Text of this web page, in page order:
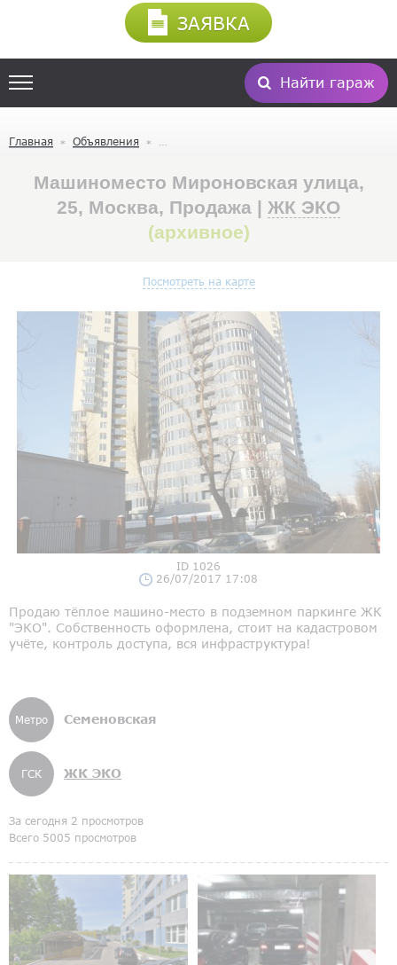
Найти гараж
ЗАЯВКА
Главная Объявления
Машиноместо Мироновская улица,
25, Москва, Продажа | ЖК ЭКО
(архивное)
Посмотреть на карте
ID 1026
26/07/2017 17:08
Продаю тёплое машино-место в подземном паркинге ЖК
"ЭКО". Собственность оформлена, стоит на кадастровом
учёте, контроль доступа, вся инфраструктура!
Метро Семеновская
ГСК ЖК ЭКО
За сегодня 2 просмотров
Всего 5005 просмотров